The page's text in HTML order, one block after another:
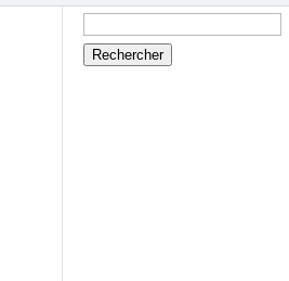
Rechercher :